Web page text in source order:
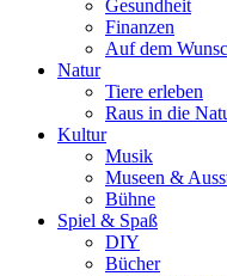
Gesundheit
Finanzen
Auf dem
Natur
Tiere erleben
Raus in die
Kultur
Musik
Museen &
Bühne
Spiel & Spaß
DIY
Bücher